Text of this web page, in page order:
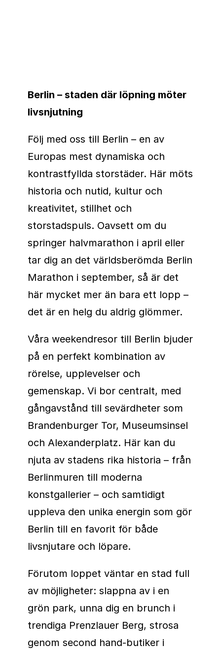
Berlin – staden där löpning möter
livsnjutning
Följ med oss till Berlin – en av
Europas mest dynamiska och
kontrastfyllda storstäder. Här möts
historia och nutid, kultur och
kreativitet, stillhet och
storstadspuls. Oavsett om du
springer halvmarathon i april eller
tar dig an det världsberömda Berlin
Marathon i september, så är det
här mycket mer än bara ett lopp –
det är en helg du aldrig glömmer.
Våra weekendresor till Berlin bjuder
på en perfekt kombination av
rörelse, upplevelser och
gemenskap. Vi bor centralt, med
gångavstånd till sevärdheter som
Brandenburger Tor, Museumsinsel
och Alexanderplatz. Här kan du
njuta av stadens rika historia – från
Berlinmuren till moderna
konstgallerier – och samtidigt
uppleva den unika energin som gör
Berlin till en favorit för både
livsnjutare och löpare.
Förutom loppet väntar en stad full
av möjligheter: slappna av i en
grön park, unna dig en brunch i
trendiga Prenzlauer Berg, strosa
genom second hand-butiker i